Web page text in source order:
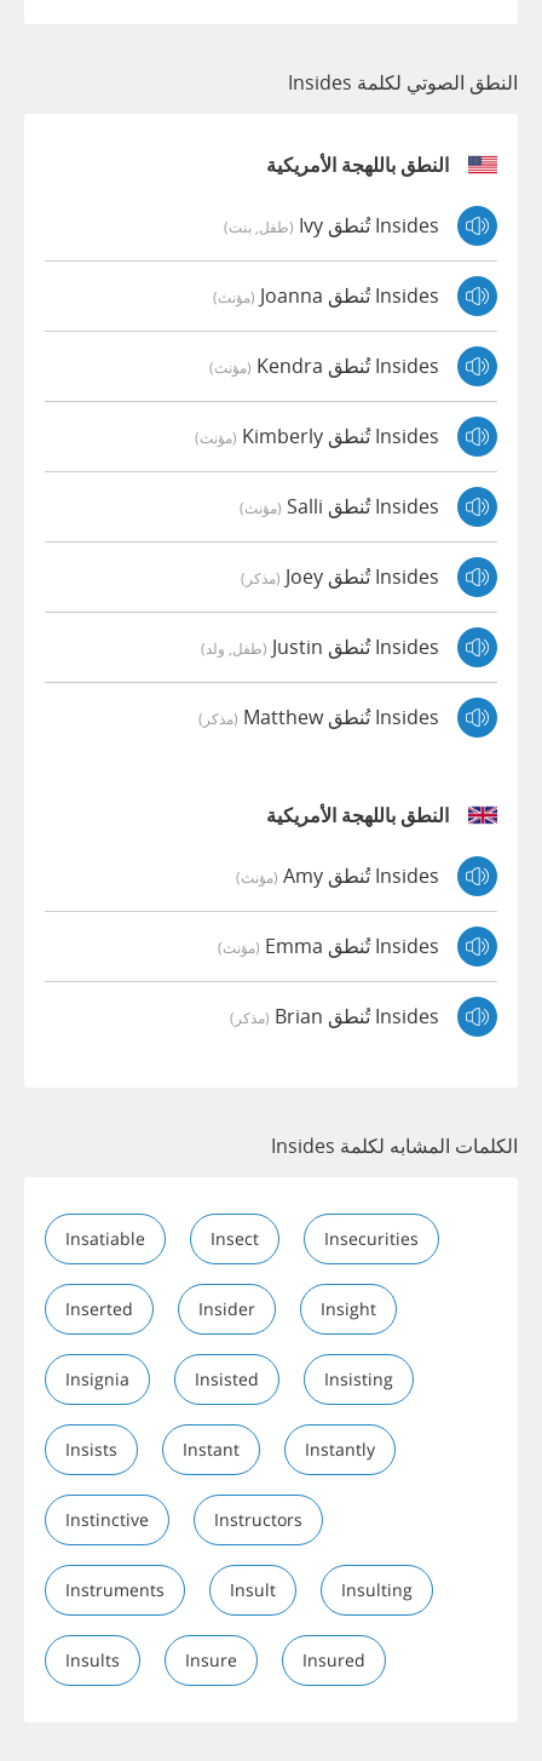
النطق الصوتي لكلمة Insides
النطق باللهجة الأمريكية
Insides تُنطق Ivy (طفل, بنت)
Insides تُنطق Joanna (مؤنث)
Insides تُنطق Kendra (مؤنث)
Insides تُنطق Kimberly (مؤنث)
Insides تُنطق Salli (مؤنث)
Insides تُنطق Joey (مذكر)
Insides تُنطق Justin (طفل, ولد)
Insides تُنطق Matthew (مذكر)
النطق باللهجة الأمريكية
Insides تُنطق Amy (مؤنث)
Insides تُنطق Emma (مؤنث)
Insides تُنطق Brian (مذكر)
الكلمات المشابه لكلمة Insides
Insatiable Insect Insecurities
Inserted Insider Insight
Insignia Insisted Insisting
Insists Instant Instantly
Instinctive Instructors
Instruments Insult Insulting
Insults Insure Insured